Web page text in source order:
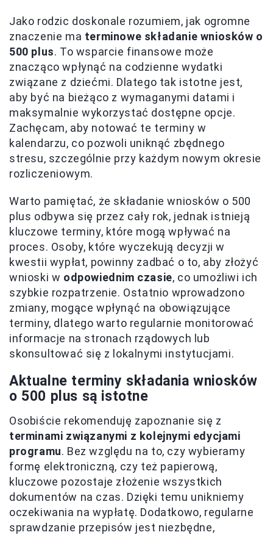
Jako rodzic doskonale rozumiem, jak ogromne
znaczenie ma terminowe składanie wniosków o
500 plus. To wsparcie finansowe może
znacząco wpłynąć na codzienne wydatki
związane z dziećmi. Dlatego tak istotne jest,
aby być na bieżąco z wymaganymi datami i
maksymalnie wykorzystać dostępne opcje.
Zachęcam, aby notować te terminy w
kalendarzu, co pozwoli uniknąć zbędnego
stresu, szczególnie przy każdym nowym okresie
rozliczeniowym.
Warto pamiętać, że składanie wniosków o 500
plus odbywa się przez cały rok, jednak istnieją
kluczowe terminy, które mogą wpływać na
proces. Osoby, które wyczekują decyzji w
kwestii wypłat, powinny zadbać o to, aby złożyć
wnioski w odpowiednim czasie, co umożliwi ich
szybkie rozpatrzenie. Ostatnio wprowadzono
zmiany, mogące wpłynąć na obowiązujące
terminy, dlatego warto regularnie monitorować
informacje na stronach rządowych lub
skonsultować się z lokalnymi instytucjami.
Aktualne terminy składania wniosków
o 500 plus są istotne
Osobiście rekomenduję zapoznanie się z
terminami związanymi z kolejnymi edycjami
programu. Bez względu na to, czy wybieramy
formę elektroniczną, czy też papierową,
kluczowe pozostaje złożenie wszystkich
dokumentów na czas. Dzięki temu unikniemy
oczekiwania na wypłatę. Dodatkowo, regularne
sprawdzanie przepisów jest niezbędne,